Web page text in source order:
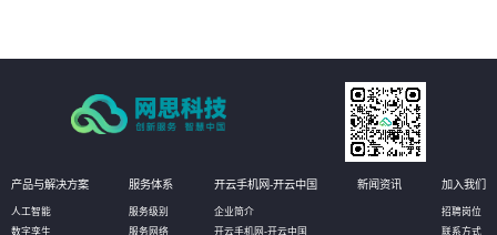
产品与解决方案
人工智能
数字孪生
服务体系
服务级别
服务网络
开云手机网-开云中国
企业简介
开云手机网-开云中国
新闻资讯 加入我们
招聘岗位
联系方式